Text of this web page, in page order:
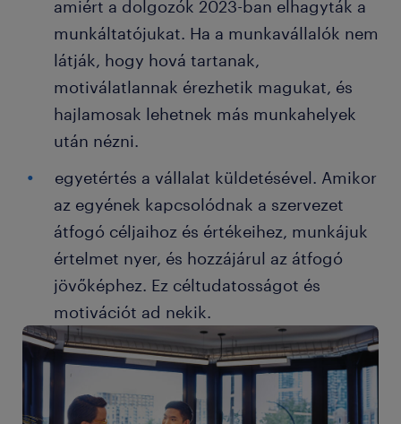
amiért a dolgozók 2023-ban elhagyták a
munkáltatójukat. Ha a munkavállalók nem
látják, hogy hová tartanak,
motiválatlannak érezhetik magukat, és
hajlamosak lehetnek más munkahelyek
után nézni.
egyetértés a vállalat küldetésével. Amikor
az egyének kapcsolódnak a szervezet
átfogó céljaihoz és értékeihez, munkájuk
értelmet nyer, és hozzájárul az átfogó
jövőképhez. Ez céltudatosságot és
motivációt ad nekik.